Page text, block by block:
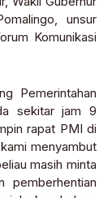
unsur
Komunikasi
Pemerintahan
sekitar jam 9
rapat PMI di
menyambut
masih minta
pemberhentian